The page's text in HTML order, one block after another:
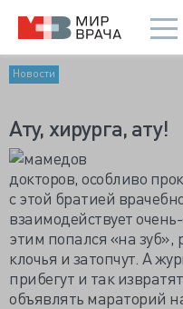
Новости
Ату, хирурга, ату!
докторов, особливо
с этой братией
взаимодействует
этим попался «на зуб»,
клочья и затопчут. А
прибегут и так
объявлять мараторий